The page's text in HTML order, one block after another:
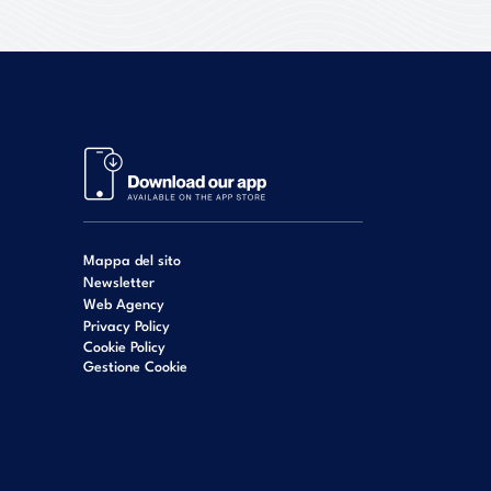
Mappa del sito
Newsletter
Web Agency
Privacy Policy
Cookie Policy
Gestione Cookie